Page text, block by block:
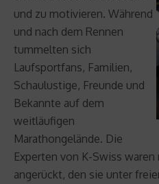
und zu motivieren. Während
und nach dem Rennen
tummelten sich
Laufsportfans, Familien,
Schaulustige, Freunde und
Bekannte auf dem
weitläufigen
Marathongelände. Die
Experten von K-Swiss
angerückt, den sie unter